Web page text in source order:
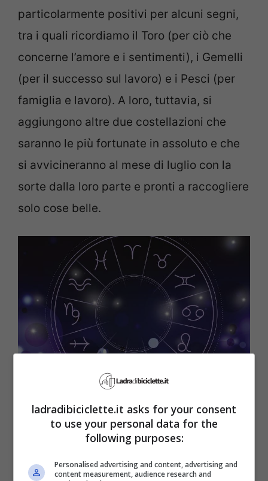
particolarmente positivi per alcuni segni,
tra i quali ricordiamo il Toro (per ciò che
concerne l’amore e i sentimenti), i Gemelli
(per il successo sul lavoro) e i Pesci (per
famiglia e lavoro). A loro, tuttavia, si
aggiungono altre due costellazioni che
saranno le più fortunate in assoluto e che
si avvicineranno al mese di luglio con la
sorte dalla loro parte e pronti a raccogliere
solo cose belle.
mese di giugno si chiuderà col botto (Ladradibicilette.it)
modo di farsi notare sia sul lavoro che in
ladradibiciclette.it asks for your consent
to use your personal data for the
following purposes:
Personalised advertising and content, advertising and
content measurement, audience research and